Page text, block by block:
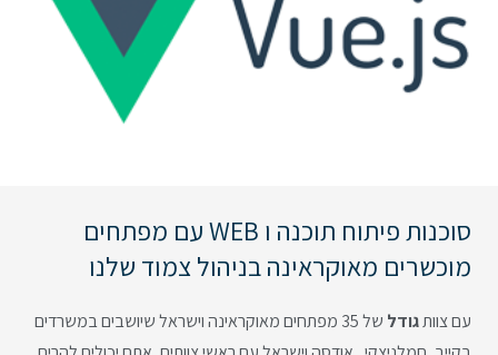
סוכנות פיתוח תוכנה ו WEB עם מפתחים
מוכשרים מאוקראינה בניהול צמוד שלנו
עם צוותגודל
של 35 מפתחים מאוקראינה וישראל שיושבים במשרדים